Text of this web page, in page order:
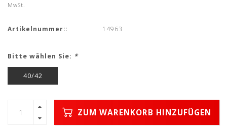
MwSt.
Artikelnummer:: 14963
Bitte wählen Sie: *
40/42
ZUM WARENKORB HINZUFÜGEN